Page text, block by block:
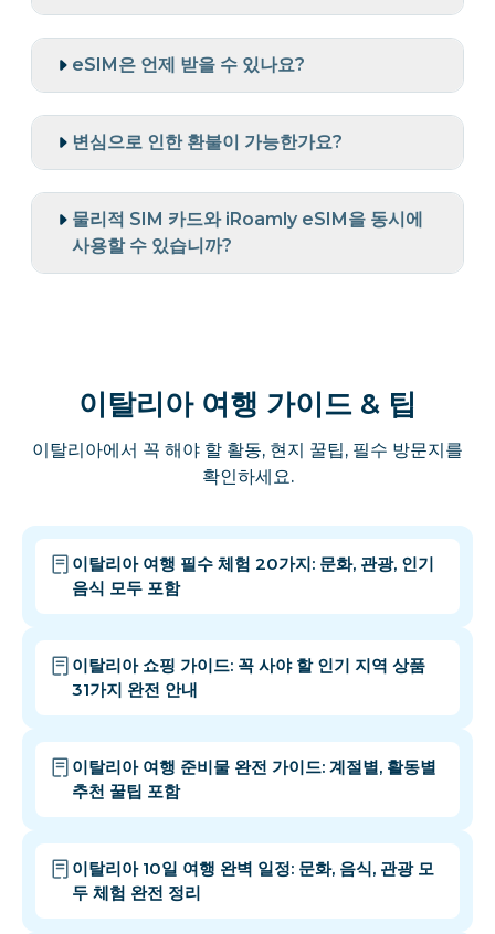
eSIM은 언제 받을 수 있나요?
변심으로 인한 환불이 가능한가요?
물리적 SIM 카드와 iRoamly eSIM을 동시에
사용할 수 있습니까?
이탈리아 여행 가이드 & 팁
이탈리아에서 꼭 해야 할 활동, 현지 꿀팁, 필수 방문지를
확인하세요.
이탈리아 여행 필수 체험 20가지: 문화, 관광, 인기
음식 모두 포함
이탈리아 쇼핑 가이드: 꼭 사야 할 인기 지역 상품
31가지 완전 안내
이탈리아 여행 준비물 완전 가이드: 계절별, 활동별
추천 꿀팁 포함
이탈리아 10일 여행 완벽 일정: 문화, 음식, 관광 모
두 체험 완전 정리